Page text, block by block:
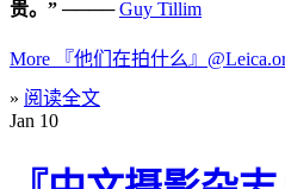
贵。” ────Guy Tillim
More 『他们在拍什么』
» 阅读全文
Jan 10